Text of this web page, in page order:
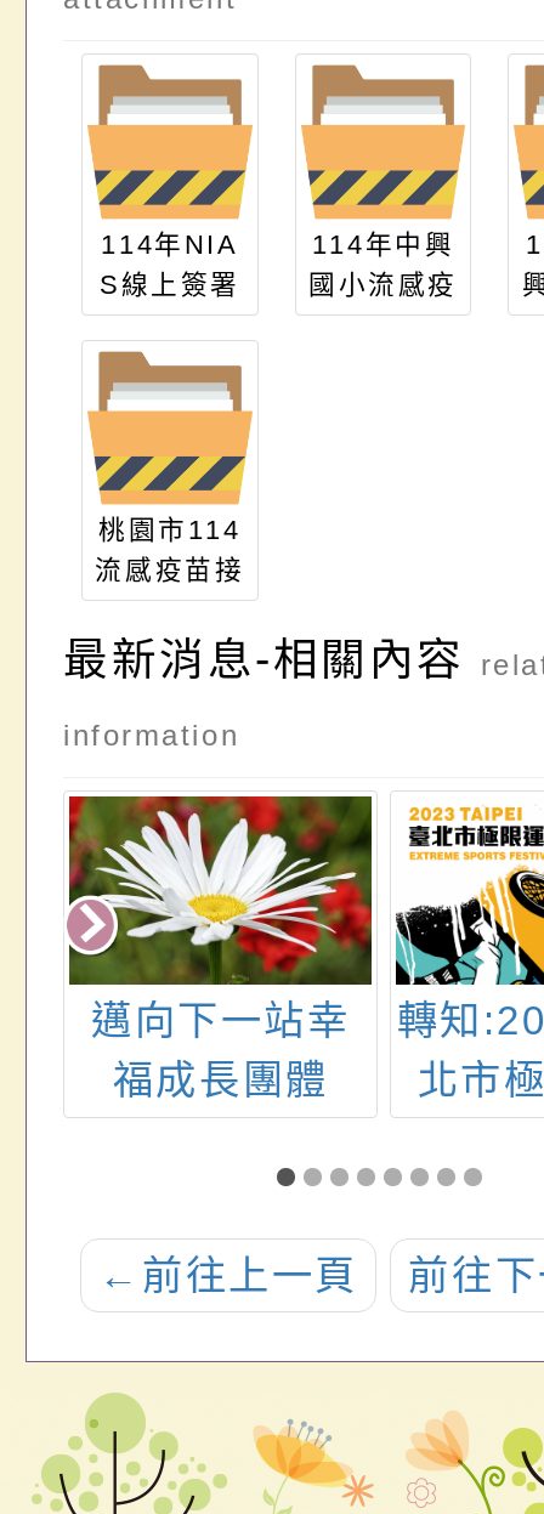
114年NIA
S線上簽署
流程-流感
疫苗-家長
篇(掛網)
114年中興
國小流感疫
苗接種通知
桃園市114
流感疫苗接
種計畫_線
上意願書Q
年9月22日
最新消息-相關內容
information
邁向下一站幸
福成長團體
轉知
北市
← 前往上一頁 前往